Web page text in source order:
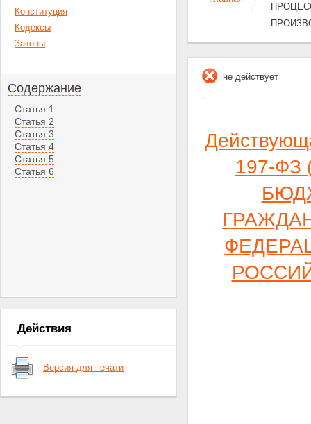
Конституция
Кодексы
Законы
Содержание
Статья 1
Статья 2
Статья 3
Статья 4
Статья 5
Статья 6
Действия
Версия для печати
не действует
197-ФЗ